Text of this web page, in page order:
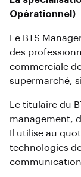
Opérationnel)
Le BTS
des
commerciale
supermarché,
Le titulaire du
management,
Il utilise au
technologies